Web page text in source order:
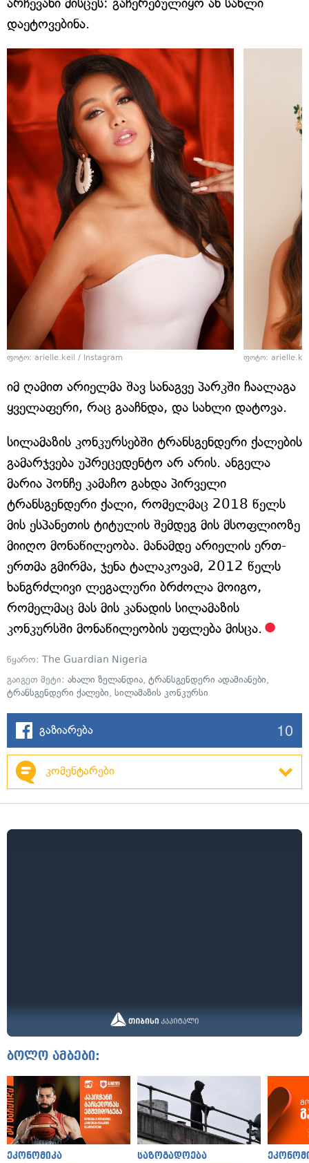
დაეტოვებინა.
ფოტო: arielle.keil / Instagram ფოტო:
იმ ღამით არიელმა შავ სანაგვე პარკში ჩაალაგა
ყველაფერი, რაც გააჩნდა, და სახლი დატოვა.
სილამაზის კონკურსებში ტრანსგენდერი ქალების
გამარჯვება უპრეცედენტო არ არის. ანგელა
მარია პონჩე კამაჩო გახდა პირველი
ტრანსგენდერი ქალი, რომელმაც 2018 წელს
მის ესპანეთის ტიტულის შემდეგ მის მსოფლიოზე
მიიღო მონაწილეობა. მანამდე არიელის ერთ-
ერთმა გმირმა, ჯენა ტალაკოვამ, 2012 წელს
ხანგრძლივი ლეგალური ბრძოლა მოიგო,
რომელმაც მას მის კანადის სილამაზის
კონკურსში მონაწილეობის უფლება მისცა.
წყარო: The Guardian Nigeria
გაიგეთ მეტი: ახალი ზელანდია, ტრანსგენდერი ადამიანები,
ტრანსგენდერი ქალები, სილამაზის კონკურსი
გაზიარება 10
კომენტარები
ბოლო ამბები:
ეკონომიკა საზოგადოება